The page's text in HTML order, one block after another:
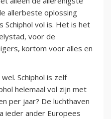
allerbeste oplossing
Schiphol vol is. Het is het
voor de
kortom voor alles en
Schiphol is zelf
helemaal vol zijn met
per jaar? De luchthaven
ieder ander Europees